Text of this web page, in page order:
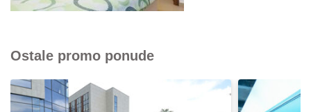
Ostale promo ponude